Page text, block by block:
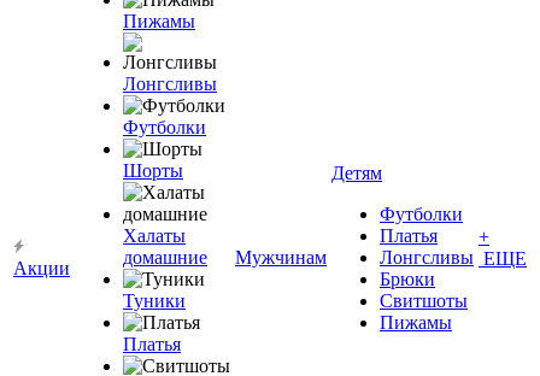
Акции
Пижамы
Лонгсливы
Футболки
Шорты
Халаты
домашние
Туники
Платья
Мужчинам
Детям
Футболки
Платья
Лонгсливы
Брюки
Свитшоты
Пижамы
+
ЕЩЕ